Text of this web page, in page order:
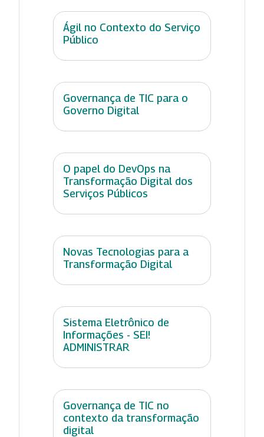
Ágil no Contexto do Serviço
Público
Governança de TIC para o
Governo Digital
O papel do DevOps na
Transformação Digital dos
Serviços Públicos
Novas Tecnologias para a
Transformação Digital
Sistema Eletrônico de
Informações - SEI!
ADMINISTRAR
Governança de TIC no
contexto da transformação
digital